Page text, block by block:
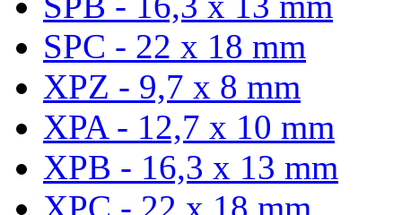
SPC - 22 x 18 mm
XPZ - 9,7 x 8 mm
XPA - 12,7 x 10 mm
XPB - 16,3 x 13 mm